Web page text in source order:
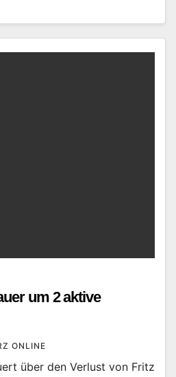
um 2 aktive
ONLINE
über den Verlust von Fritz